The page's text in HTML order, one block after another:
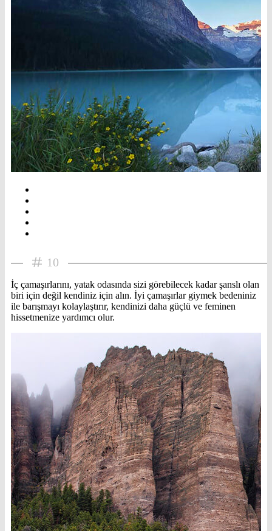
10
İç çamaşırlarını, yatak odasında sizi görebilecek kadar şanslı olan
biri için değil kendiniz için alın. İyi çamaşırlar giymek bedeniniz
ile barışmayı kolaylaştırır, kendinizi daha güçlü ve feminen
hissetmenize yardımcı olur.